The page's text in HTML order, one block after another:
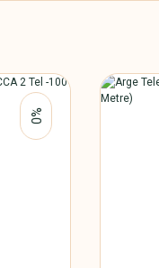
%0